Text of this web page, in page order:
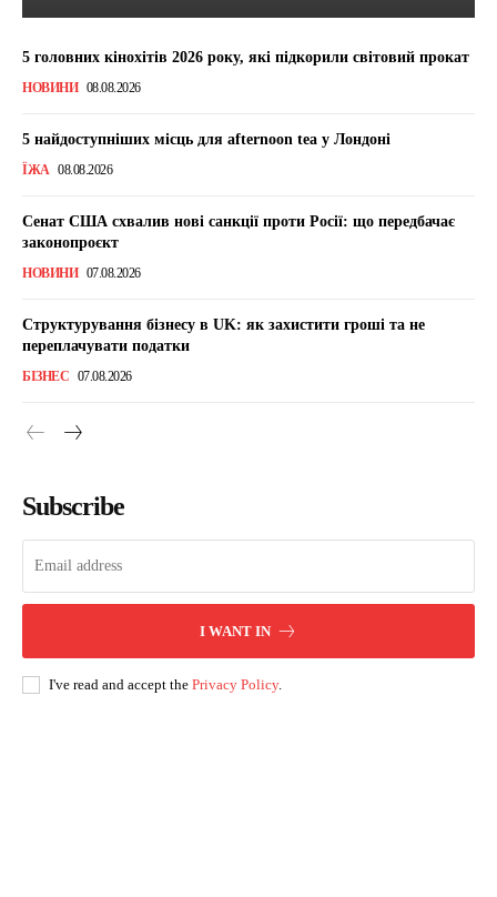
5 головних кінохітів 2026 року, які підкорили світовий прокат
НОВИНИ 08.08.2026
5 найдоступніших місць для afternoon tea у Лондоні
ЇЖА 08.08.2026
Сенат США схвалив нові санкції проти Росії: що передбачає
законопроєкт
НОВИНИ 07.08.2026
Структурування бізнесу в UK: як захистити гроші та не
переплачувати податки
БІЗНЕС 07.08.2026
Subscribe
I WANT IN
I've read and accept the Privacy Policy.